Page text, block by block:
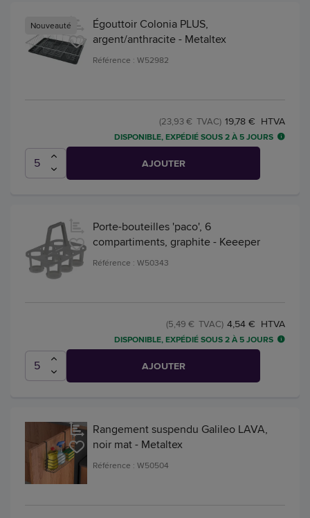
Nouveauté
Égouttoir Colonia PLUS,
argent/anthracite - Metaltex
Référence : W52982
19,78 € HTVA
(23,93 € TVAC)
DISPONIBLE, EXPÉDIÉ SOUS 2 À 5 JOURS
AJOUTER
Porte-bouteilles 'paco', 6
compartiments, graphite - Keeeper
Référence : W50343
4,54 € HTVA
(5,49 € TVAC)
DISPONIBLE, EXPÉDIÉ SOUS 2 À 5 JOURS
AJOUTER
Rangement suspendu Galileo LAVA,
noir mat - Metaltex
Référence : W50504